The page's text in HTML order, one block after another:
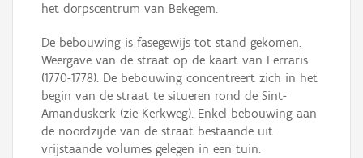
het dorpscentrum van Bekegem.
De bebouwing is fasegewijs tot stand gekomen.
Weergave van de straat op de kaart van Ferraris
(1770-1778). De bebouwing concentreert zich in het
begin van de straat te situeren rond de Sint-
Amanduskerk (zie Kerkweg). Enkel bebouwing aan
de noordzijde van de straat bestaande uit
vrijstaande volumes gelegen in een tuin.